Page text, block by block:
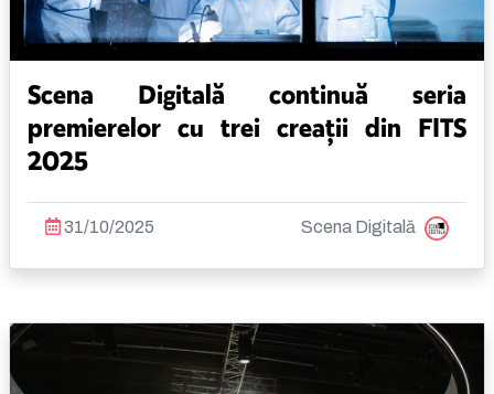
Scena Digitală continuă seria
premierelor cu trei creații din FITS
2025
31/10/2025 Scena Digitală